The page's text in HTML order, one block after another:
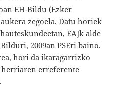
EH-Bildu (Ezker
zegoela. Datu horiek
EAJk alde
2009an PSEri baino.
hori da ikaragarrizko
herriaren erreferente